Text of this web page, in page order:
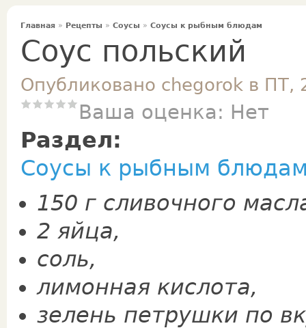
Главная » Рецепты » Соусы » Соусы к рыбным блюдам
Соус польский
Опубликовано chegorok в ПТ,
Ваша оценка: Нет
Раздел:
Соусы к рыбным
150 г сливочного
2 яйца,
соль,
лимон­ная кислота,
зелень петрушки по